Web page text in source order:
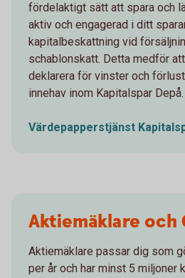
fördelaktigt sätt att spara och
aktiv och engagerad i ditt
kapitalbeskattning vid
schablonskatt. Detta medför
deklarera för vinster och
innehav inom Kapitalspar Depå.
Värdepapperstjänst
Aktiemäklare och
Aktiemäklare passar dig som
per år och har minst 5 miljoner